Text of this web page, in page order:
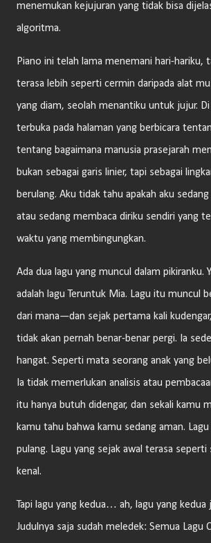
menemukan kejujuran yang tidak bisa
algoritma.
Piano ini telah lama menemani hari-hariku,
terasa lebih seperti cermin daripada alat
yang diam, seolah menantiku untuk jujur.
terbuka pada halaman yang berbicara
tentang bagaimana manusia prasejarah
bukan sebagai garis linier, tapi sebagai
berulang. Aku tidak tahu apakah aku
atau sedang membaca diriku sendiri yang
waktu yang membingungkan.
Ada dua lagu yang muncul dalam pikiranku.
adalah lagu Teruntuk Mia. Lagu itu muncul
dari mana—dan sejak pertama kali
tidak akan pernah benar-benar pergi. Ia
hangat. Seperti mata seorang anak yang
Ia tidak memerlukan analisis atau
itu hanya butuh didengar, dan sekali kamu
kamu tahu bahwa kamu sedang aman.
pulang. Lagu yang sejak awal terasa seperti
kenal.
Tapi lagu yang kedua… ah, lagu yang kedua
Judulnya saja sudah meledek: Semua Lagu